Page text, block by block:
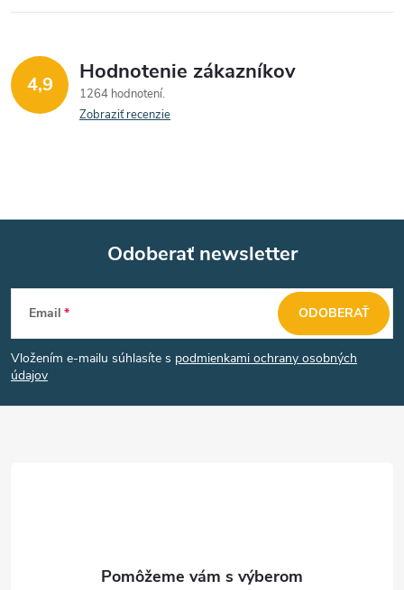
4,9 Hodnotenie zákazníkov
1264 hodnotení
Zobraziť recenzie
Z
á
p
Odoberať newsletter
Email
Vložením e-mailu súhlasíte s podmienkami ochrany osobných
údajov
ODOBERAŤ